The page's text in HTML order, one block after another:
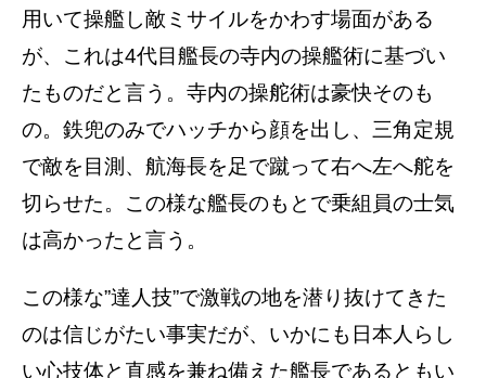
用いて操艦し敵ミサイルをかわす場面がある
が、これは4代目艦長の寺内の操艦術に基づい
たものだと言う。寺内の操舵術は豪快そのも
の。鉄兜のみでハッチから顔を出し、三角定規
で敵を目測、航海長を足で蹴って右へ左へ舵を
切らせた。この様な艦長のもとで乗組員の士気
は高かったと言う。
この様な”達人技”で激戦の地を潜り抜けてきた
のは信じがたい事実だが、いかにも日本人らし
い心技体と直感を兼ね備えた艦長であるともい